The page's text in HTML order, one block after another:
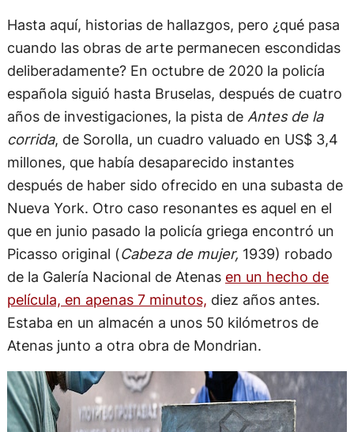
Hasta aquí, historias de hallazgos, pero ¿qué pasa
cuando las obras de arte permanecen escondidas
deliberadamente? En octubre de 2020 la policía
española siguió hasta Bruselas, después de cuatro
años de investigaciones, la pista de Antes de la
corrida, de Sorolla, un cuadro valuado en US$ 3,4
millones, que había desaparecido instantes
después de haber sido ofrecido en una subasta de
Nueva York. Otro caso resonantes es aquel en el
que en junio pasado la policía griega encontró un
Picasso original (Cabeza de mujer, 1939) robado
de la Galería Nacional de Atenas en un hecho de
película, en apenas 7 minutos, diez años antes.
Estaba en un almacén a unos 50 kilómetros de
Atenas junto a otra obra de Mondrian.